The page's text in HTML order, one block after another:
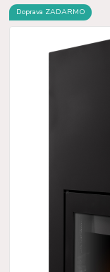
Doprava ZADARMO